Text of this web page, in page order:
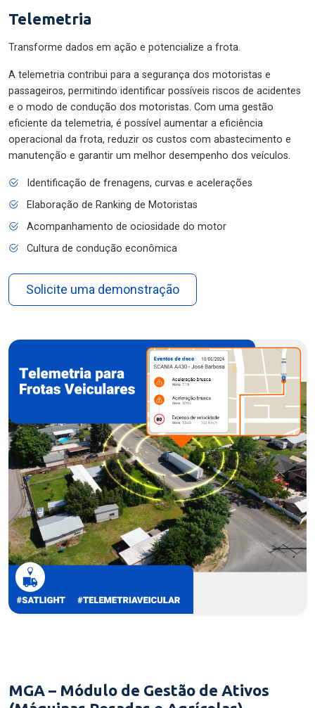
Telemetria
Transforme dados em ação e potencialize a frota.
A telemetria contribui para a segurança dos motoristas e
passageiros, permitindo identificar possíveis riscos de acidentes
e o modo de condução dos motoristas. Com uma gestão
eficiente da telemetria, é possível aumentar a eficiência
operacional da frota, reduzir os custos com abastecimento e
manutenção e garantir um melhor desempenho dos veículos.
Identificação de frenagens, curvas e acelerações
Elaboração de Ranking de Motoristas
Acompanhamento de ociosidade do motor
Cultura de condução econômica
Solicite uma demonstração
MGA – Módulo de Gestão de Ativos